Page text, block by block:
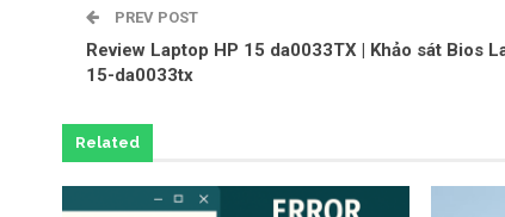
PREV POST
Review Laptop HP 15 da0033TX | Khảo sát Bios
15-da0033tx
Related